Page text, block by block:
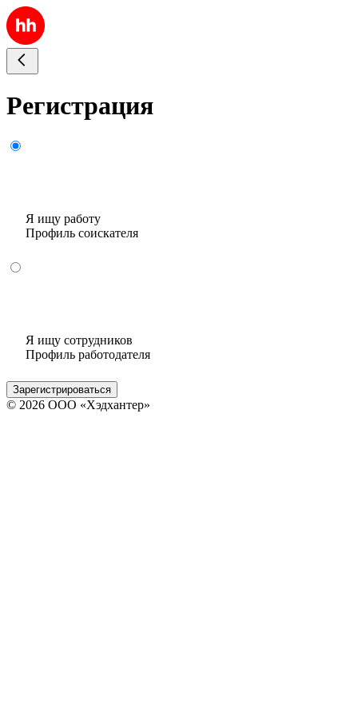
Регистрация
Я ищу работу
Профиль соискателя
Я ищу сотрудников
Профиль работодателя
Зарегистрироваться
© 2026 ООО «Хэдхантер»